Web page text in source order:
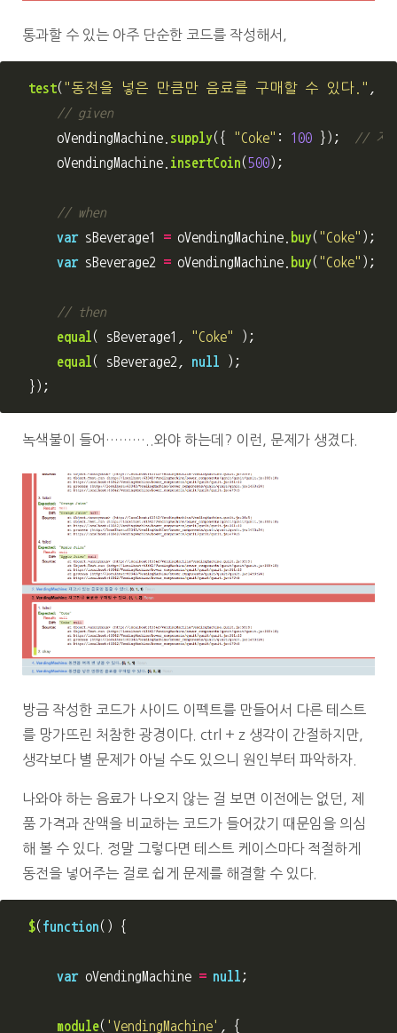
통과할 수 있는 아주 단순한 코드를 작성해서,
test( "동전을 넣은 만큼만 음료를 구매할 수 있다. " ,
// given
oVendingMachine supply({ "Coke" : 100 });
// 재
oVendingMachine insertCoin(500);
// when
var sBeverage1 = oVendingMachine buy( "Coke" );
var sBeverage2 = oVendingMachine buy( "Coke" );
// then
equal( sBeverage1 , "Coke"
);
equal( sBeverage2 , null
);
});
녹색불이 들어………..와야 하는데? 이런, 문제가 생겼다.
방금 작성한 코드가 사이드 이펙트를 만들어서 다른 테스트
를 망가뜨린 처참한 광경이다. ctrl + z 생각이 간절하지만,
생각보다 별 문제가 아닐 수도 있으니 원인부터 파악하자.
나와야 하는 음료가 나오지 않는 걸 보면 이전에는 없던, 제
품 가격과 잔액을 비교하는 코드가 들어갔기 때문임을 의심
해 볼 수 있다. 정말 그렇다면 테스트 케이스마다 적절하게
동전을 넣어주는 걸로 쉽게 문제를 해결할 수 있다.
$( function() {
var oVendingMachine = null;
module( ' VendingMachine' , {